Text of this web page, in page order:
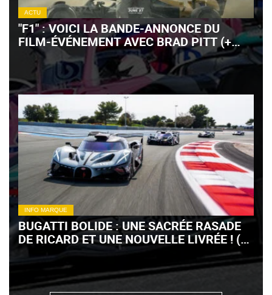
ACTU
"F1" : VOICI LA BANDE-ANNONCE DU
FILM-ÉVÉNEMENT AVEC BRAD PITT (+
VIDÉO)
INFO MARQUE
BUGATTI BOLIDE : UNE SACRÉE RASADE
DE RICARD ET UNE NOUVELLE LIVRÉE ! (+
VIDÉO)